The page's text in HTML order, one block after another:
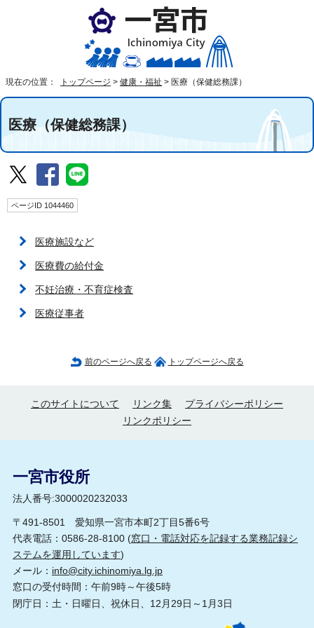
現在の位置： トップページ > 健康・福祉 > 医療（保健総務課）
医療（保健総務課）
ページID 1044460
医療施設など
医療費の給付金
不妊治療・不育症検査
医療従事者
前のページへ戻る トップページへ戻る
このサイトについて リンク集
プライバシーポリシー
リンクポリシー
一宮市役所
法人番号:3000020232033
〒491-8501 愛知県一宮市本町2丁目5番6号
代表電話：0586-28-8100 (窓口・電話対応を記録する業務記録シ
ステムを運用しています)
メール： info@city.ichinomiya.lg.jp
窓口の受付時間：午前9時～午後5時
閉庁日：土・日曜日、祝休日、12月29日～1月3日